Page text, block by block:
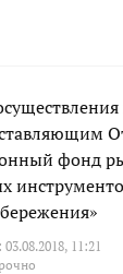
фонд
11:21